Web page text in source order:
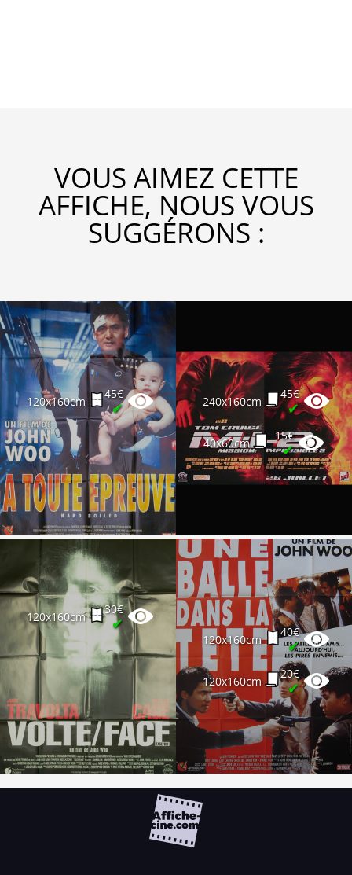
VOUS AIMEZ CETTE
AFFICHE, NOUS VOUS
SUGGÉRONS :
120x160cm
45€
✔ 240x160cm
45€
✔
40x60cm
15€
✔
120x160cm
30€
✔
120x160cm
40€
✔
120x160cm
20€
✔